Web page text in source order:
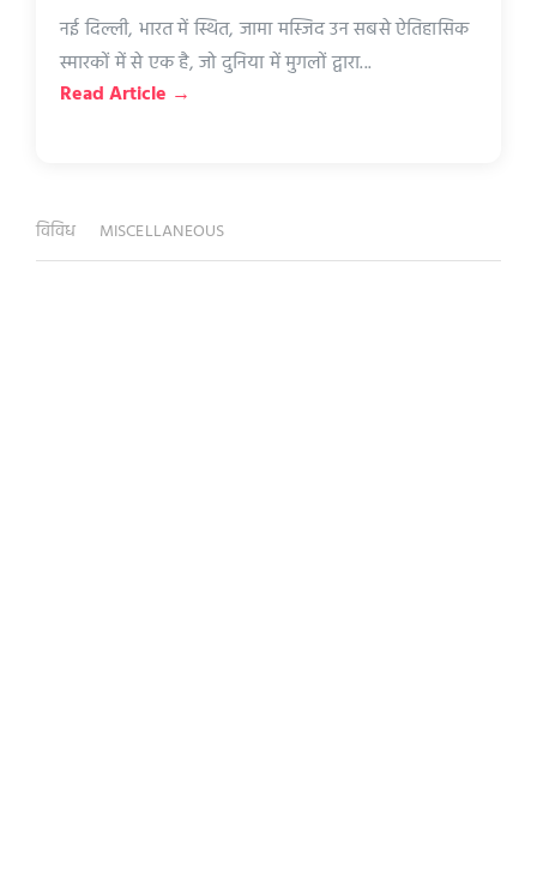
नई दिल्ली, भारत में स्थित, जामा मस्जिद उन सबसे ऐतिहासिक
स्मारकों में से एक है, जो दुनिया में मुगलों द्वारा...
Read Article →
विविध MISCELLANEOUS